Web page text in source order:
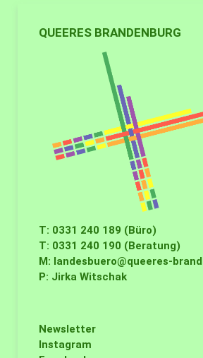
QUEERES BRANDENBURG
T: 0331 240 189 (Büro)
T: 0331 240 190 (Beratung)
M: landesbuero@queeres-
P: Jirka Witschak
Newsletter
Instagram